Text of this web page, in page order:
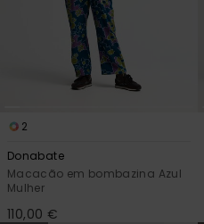
2
Donabate
Macacão em bombazina Azul
Mulher
110,00 €